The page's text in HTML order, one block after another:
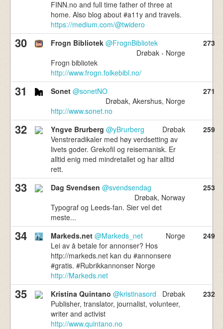
FINN.no and full time father of three at
home. Also blog about #a11y and travels.
https://medium.com/@twidero
30 Frogn Bibliotek @FrognBibliotek
Drøbak - Norge
Frogn bibliotek
http://www.frogn.folkebibl.no/
273
31 Sonet @sonetNO
Drøbak, Akershus, Norge
http://www.sonet.no
271
32 Yngve Brurberg @yBrurberg
Drøbak
Venstreradikaler med høy verdsetting av
livets goder. Grekofil og reisemanisk. Er
alltid enig med mindretallet og har alltid
rett.
259
33 Dag Svendsen @svendsendag
Drøbak, Norway
Typograf og Leeds-fan. Sier vel det
meste...
253
34 Markeds.net @Markeds_net
Norge
Lei av å betale for annonser? Hos
http://markeds.net kan du #annonsere
#gratis. #Rubrikkannonser Norge
http://Markeds.net
249
35 Kristina Quintano @kristinasord
Drøbak
Publisher, translator, journalist, volunteer,
writer and activist
http://www.quintano.no
232